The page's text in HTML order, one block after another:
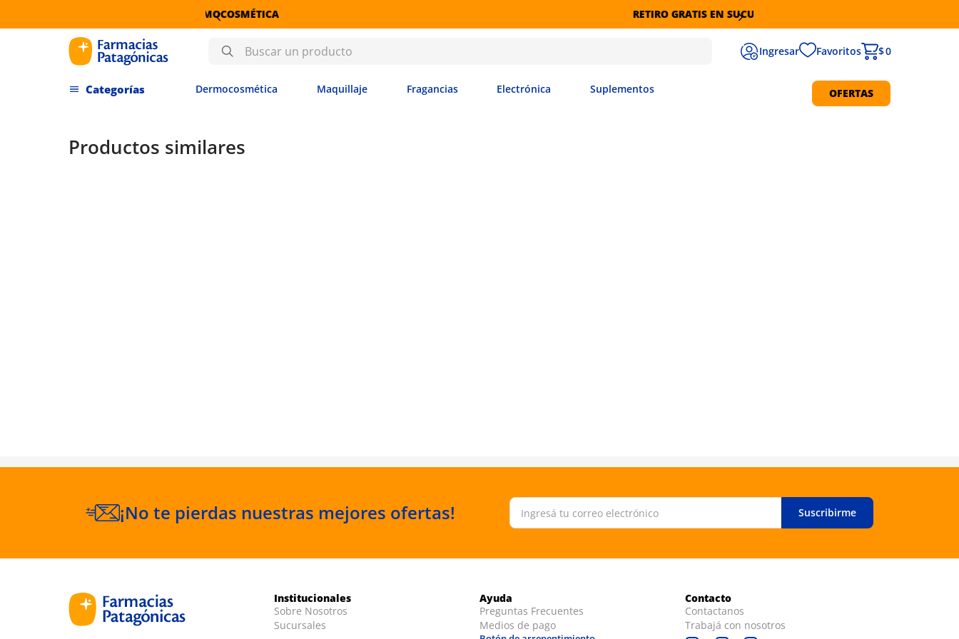
Buscar un producto Favoritos $ 0
Dermocosmética Maquillaje Fragancias Electrónica Suplementos OFERTAS
Productos similares
¡No te pierdas nuestras mejores ofertas! Suscribirme
Institucionales
Sobre Nosotros
Sucursales
Ayuda
Preguntas Frecuentes
Medios de pago
Contacto
Contactanos
Trabajá con nosotros